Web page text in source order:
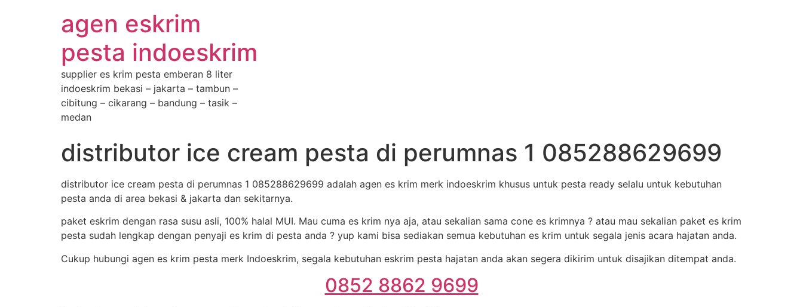
agen eskrim
pesta indoeskrim
supplier es krim pesta emberan 8 liter
indoeskrim bekasi – jakarta – tambun –
cibitung – cikarang – bandung – tasik –
medan
distributor ice cream pesta di perumnas 1 085288629699
distributor ice cream pesta di perumnas 1 085288629699 adalah agen es krim merk indoeskrim khusus untuk pesta ready selalu untuk kebutuhan
pesta anda di area bekasi & jakarta dan sekitarnya.
paket eskrim dengan rasa susu asli, 100% halal MUI. Mau cuma es krim nya aja, atau sekalian sama cone es krimnya ? atau mau sekalian paket es krim
pesta sudah lengkap dengan penyaji es krim di pesta anda ? yup kami bisa sediakan semua kebutuhan es krim untuk segala jenis acara hajatan anda.
Cukup hubungi agen es krim pesta merk Indoeskrim, segala kebutuhan eskrim pesta hajatan anda akan segera dikirim untuk disajikan ditempat anda.
0852 8862 9699